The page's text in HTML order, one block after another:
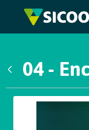
Pular para o Conteúdo
04 -
Galeria de Mídias